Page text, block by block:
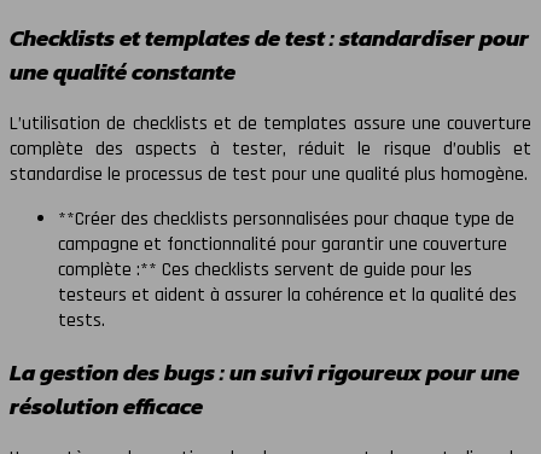
Checklists et templates de test : standardiser pour
une qualité constante
L’utilisation de checklists et de templates assure une couverture
complète des aspects à tester, réduit le risque d’oublis et
standardise le processus de test pour une qualité plus homogène.
**Créer des checklists personnalisées pour chaque type de
campagne et fonctionnalité pour garantir une couverture
complète :** Ces checklists servent de guide pour les
testeurs et aident à assurer la cohérence et la qualité des
tests.
La gestion des bugs : un suivi rigoureux pour une
résolution efficace